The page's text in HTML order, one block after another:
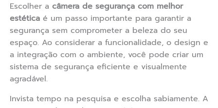
Escolher a câmera de segurança com melhor
estética é um passo importante para garantir a
segurança sem comprometer a beleza do seu
espaço. Ao considerar a funcionalidade, o design e
a integração com o ambiente, você pode criar um
sistema de segurança eficiente e visualmente
agradável.
Invista tempo na pesquisa e escolha sabiamente. A